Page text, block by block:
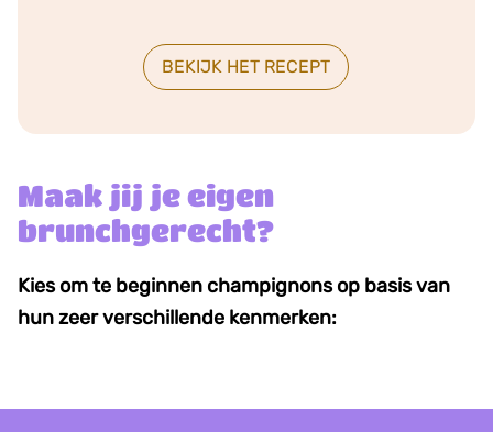
BEKIJK HET RECEPT
Maak jij je eigen
brunchgerecht?
Kies om te beginnen champignons op basis van
hun zeer verschillende kenmerken: